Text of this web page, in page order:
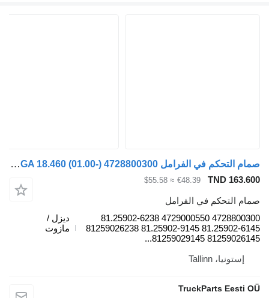
صمام التحكم في الفرامل WABCO TGA 18.460 (01.00-) 4728800300 لـ السيارات القاطرة MAN 4-series, TGA (1993-2009)
TND
€48.39
≈ $55.58
التحكم في الفرامل
4728800300 4729000550 81.25902-6238
81.25902-6145 81.25902-9145 81259026238
81259026145
ديزل /
مازوت
إستونيا، Tallinn
TruckParts Eesti